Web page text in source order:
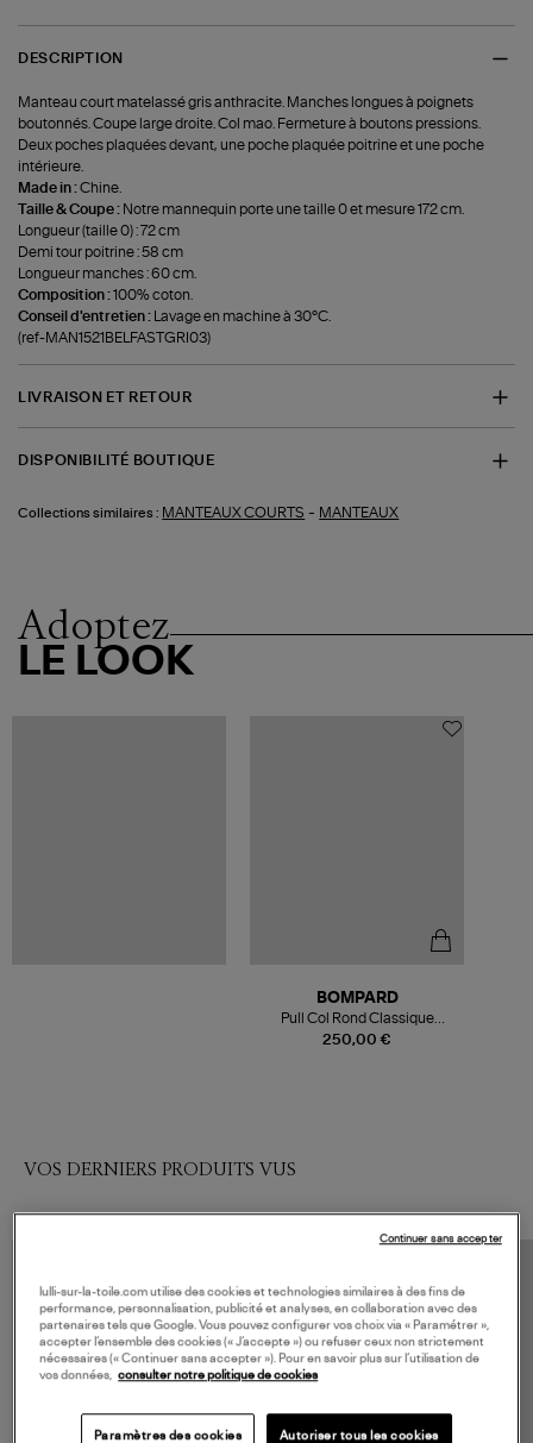
DESCRIPTION
Manteau court matelassé gris anthracite. Manches longues à poignets
boutonnés. Coupe large droite. Col mao. Fermeture à boutons pressions.
Deux poches plaquées devant, une poche plaquée poitrine et une poche
intérieure.
Made in :Chine.
Taille & Coupe : Notre mannequin porte une taille 0 et mesure 172 cm.
Longueur (taille 0) : 72 cm
Demi tour poitrine : 58 cm
Longueur manches : 60 cm.
Composition :100% coton.
Conseil d'entretien :
Lavage en machine à 30°C.
(ref-MAN1521BELFASTGRI03)
LIVRAISON ET RETOUR
DISPONIBILITÉ BOUTIQUE
Collections similaires : MANTEAUX COURTS - MANTEAUX
Adoptez
LE LOOK
250,00 €
BOMPARD
Pull Col Rond Classique
Cachemire Gris Argenté
VOS DERNIERS PRODUITS VUS
lulli-sur-la-toile.com utilise des cookies et technologies similaires à des fins de
performance, personnalisation, publicité et analyses, en collaboration avec des
partenaires tels que Google. Vous pouvez configurer vos choix via « Paramétrer »,
accepter l’ensemble des cookies (« J’accepte ») ou refuser ceux non strictement
nécessaires (« Continuer sans accepter »). Pour en savoir plus sur l’utilisation de
vos données,
consulter notre politique de cookies
Paramètres des cookies Autoriser tous les cookies
Continuer sans accepter